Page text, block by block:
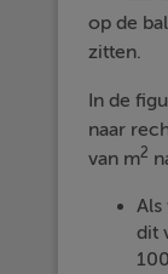
op de
zitten.
In de
naar
van m2
Als
dit